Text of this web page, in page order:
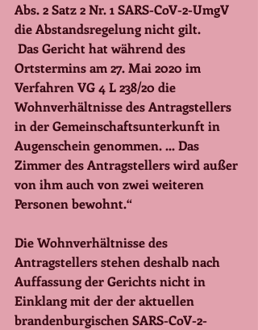
Abs. 2 Satz 2 Nr. 1 SARS-CoV-2-UmgV
die Abstandsregelung nicht gilt.
Ortstermins am 27. Mai 2020 im
Verfahren VG 4 L 238/20 die
Wohnverhältnisse des Antragstellers
in der Gemeinschaftsunterkunft in
Augenschein genommen. ... Das
Zimmer des Antragstellers wird außer
von ihm auch von zwei weiteren
Personen bewohnt.“
Die Wohnverhältnisse des
Antragstellers stehen deshalb nach
Auffassung der Gerichts nicht in
Einklang mit der der aktuellen
brandenburgischen SARS-CoV-2-